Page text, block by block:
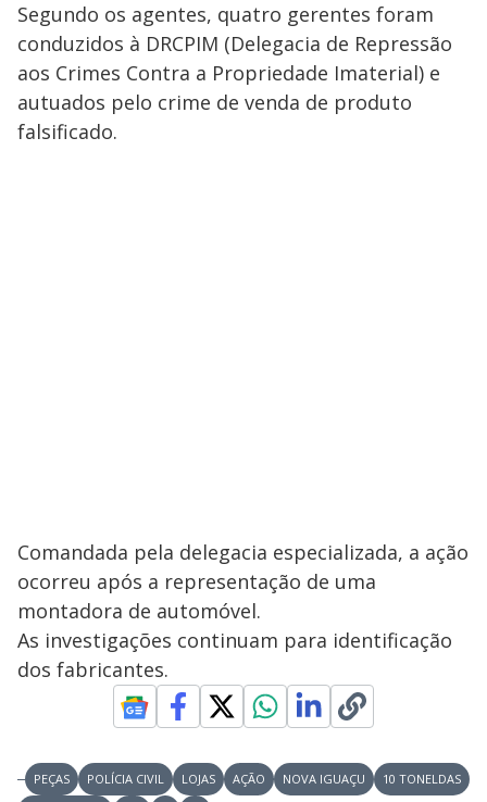
Segundo os agentes, quatro gerentes foram
conduzidos à DRCPIM (Delegacia de Repressão
aos Crimes Contra a Propriedade Imaterial) e
autuados pelo crime de venda de produto
falsificado.
Comandada pela delegacia especializada, a ação
ocorreu após a representação de uma
montadora de automóvel.
As investigações continuam para identificação
dos fabricantes.
PEÇAS POLÍCIA CIVIL LOJAS AÇÃO NOVA IGUAÇU
10 TONELDAS